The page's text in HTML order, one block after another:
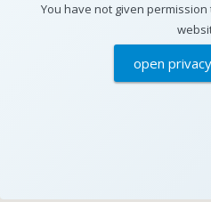
You have not given
open